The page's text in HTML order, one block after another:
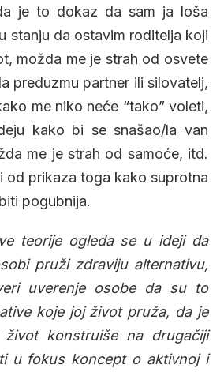
je to dokaz da sam ja loša
stanju da ostavim roditelja koji
možda me je strah od osvete
preduzmu partner ili silovatelj,
me niko neće “tako” voleti,
kako bi se snašao/la van
me je strah od samoće, itd.
od prikaza toga kako suprotna
pogubnija.
teorije ogleda se u ideji da
pruži zdraviju alternativu,
uverenje osobe da su to
koje joj život pruža, da je
konstruiše na drugačiji
u fokus koncept o aktivnoj i